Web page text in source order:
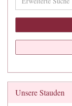
Suche
Unsere Stauden